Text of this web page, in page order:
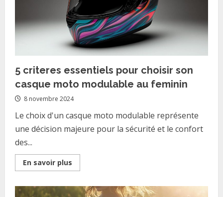
5 criteres essentiels pour choisir son
casque moto modulable au feminin
8 novembre 2024
Le choix d'un casque moto modulable représente
une décision majeure pour la sécurité et le confort
des...
En savoir plus
more
criteres